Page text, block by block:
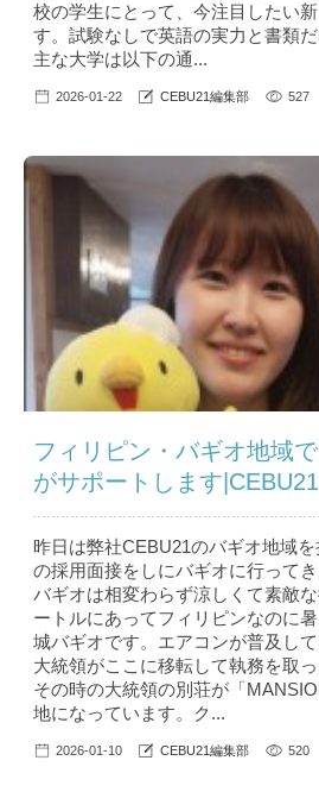
校の学生にとって、今注目したい
す。試験なしで英語の実力と書類
主な大学は以下の通...
2026-01-22 CEBU21編集部 527
フィリピン・バギオ地域
がサポートします|CEBU21
昨日は弊社CEBU21のバギオ地域
の採用面接をしにバギオに行って
バギオは相変わらず涼しくて素敵
ートルにあってフィリピンなのに
城バギオです。エアコンが普及し
大統領がここに移転して執務を取
その時の大統領の別荘が「
地になっています。ク...
2026-01-10 CEBU21編集部 520